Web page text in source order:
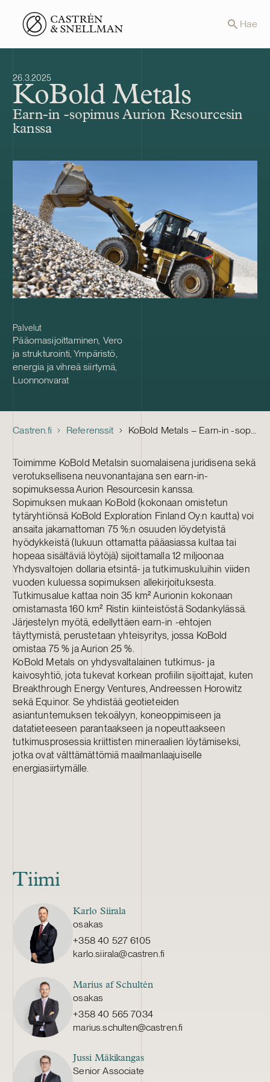
Front page Hae
26.3.2025
KoBold Metals
Earn-in -sopimus Aurion Resourcesin
kanssa
Palvelut
Pääomasijoittaminen, Vero
ja strukturointi,Ympäristö,
energia ja vihreä siirtymä,
Luonnonvarat
Castren.fi Referenssit KoBold Metals – Earn-in -sopimus Aurion Resourcesin kanssa
Toimimme KoBold Metalsin suomalaisena juridisena sekä
verotuksellisena neuvonantajana sen earn-in-
sopimuksessa Aurion Resourcesin kanssa.
Sopimuksen mukaan KoBold (kokonaan omistetun
tytäryhtiönsä KoBold Exploration Finland Oy:n kautta) voi
ansaita jakamattoman 75 %:n osuuden löydetyistä
hyödykkeistä (lukuun ottamatta pääasiassa kultaa tai
hopeaa sisältäviä löytöjä) sijoittamalla 12 miljoonaa
Yhdysvaltojen dollaria etsintä- ja tutkimuskuluihin viiden
vuoden kuluessa sopimuksen allekirjoituksesta.
Tutkimusalue kattaa noin 35 km² Aurionin kokonaan
omistamasta 160 km² Ristin kiinteistöstä Sodankylässä.
Järjestelyn myötä, edellyttäen earn-in -ehtojen
täyttymistä, perustetaan yhteisyritys, jossa KoBold
omistaa 75 % ja Aurion 25 %.
KoBold Metals on yhdysvaltalainen tutkimus- ja
kaivosyhtiö, jota tukevat korkean profiilin sijoittajat, kuten
Breakthrough Energy Ventures, Andreessen Horowitz
sekä Equinor. Se yhdistää geotieteiden
asiantuntemuksen tekoälyyn, koneoppimiseen ja
datatieteeseen parantaakseen ja nopeuttaakseen
tutkimusprosessia kriittisten mineraalien löytämiseksi,
jotka ovat välttämättömiä maailmanlaajuiselle
energiasiirtymälle.
Tiimi
Karlo Siirala
osakas
+358 40 527 6105
karlo.siirala@castren.fi
Marius af Schultén
osakas
+358 40 565 7034
marius.schulten@castren.fi
Jussi Mäkikangas
Senior Associate